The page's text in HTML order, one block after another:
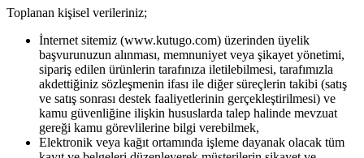
Toplanan kişisel verileriniz;
İnternet sitemiz (www.kutugo.com) üzerinden üyelik
başvurunuzun alınması, memnuniyet veya şikayet yönetimi,
sipariş edilen ürünlerin tarafınıza iletilebilmesi, tarafımızla
akdettiğiniz sözleşmenin ifası ile diğer süreçlerin takibi (satış
ve satış sonrası destek faaliyetlerinin gerçekleştirilmesi) ve
kamu güvenliğine ilişkin hususlarda talep halinde mevzuat
gereği kamu görevlilerine bilgi verebilmek,
Elektronik veya kağıt ortamında işleme dayanak olacak tüm